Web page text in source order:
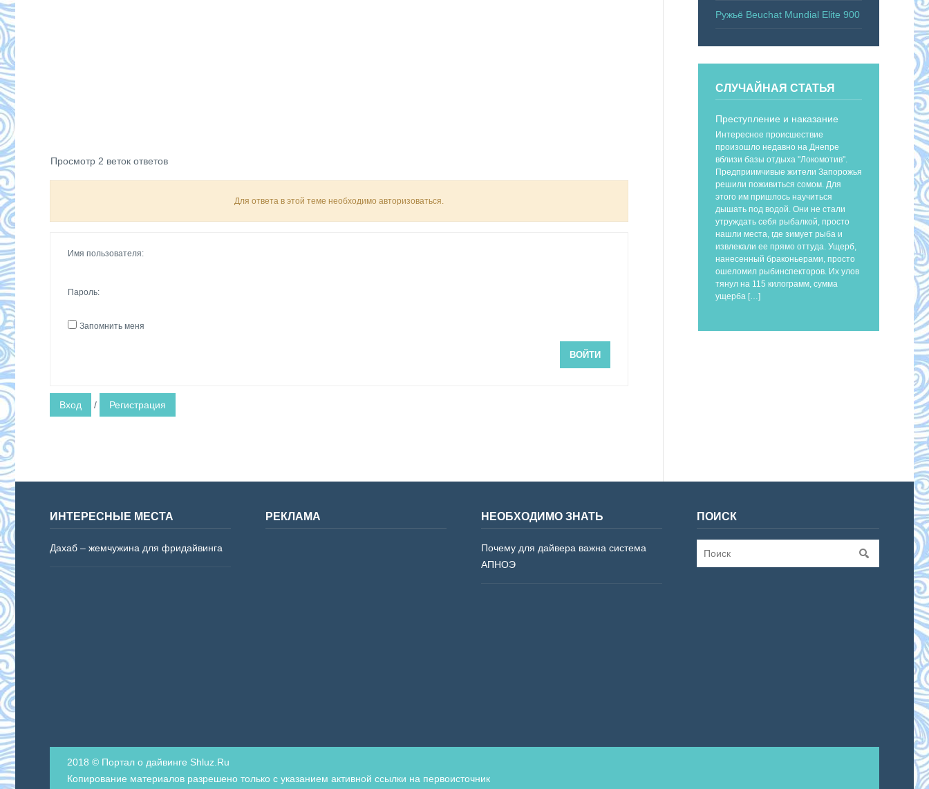
Просмотр 2 веток ответов
Для ответа в этой теме необходимо авторизоваться.
Имя пользователя:
Пароль:
Запомнить меня
ВОЙТИ
Вход / Регистрация
Ружьё Beuchat Mundial Elite 900
СЛУЧАЙНАЯ СТАТЬЯ
Преступление и наказание
Интересное происшествие
произошло недавно на Днепре
вблизи базы отдыха "Локомотив".
Предприимчивые жители Запорожья
решили поживиться сомом. Для
этого им пришлось научиться
дышать под водой. Они не стали
утруждать себя рыбалкой, просто
нашли места, где зимует рыба и
извлекали ее прямо оттуда. Ущерб,
нанесенный браконьерами, просто
ошеломил рыбинспекторов. Их улов
тянул на 115 килограмм, сумма
ущерба […]
ИНТЕРЕСНЫЕ МЕСТА
Дахаб – жемчужина для фридайвинга
РЕКЛАМА НЕОБХОДИМО ЗНАТЬ
Почему для дайвера важна система
АПНОЭ
ПОИСК
2018 © Портал о дайвинге Shluz.Ru
Копирование материалов разрешено только с указанием активной ссылки на первоисточник